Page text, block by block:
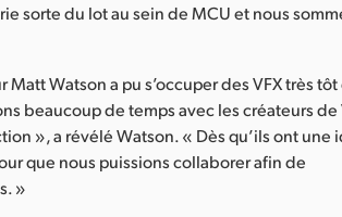
sorte du lot au sein de MCU et nous
Watson a pu s’occuper des VFX très tôt
beaucoup de temps avec les créateurs de
», a révélé Watson. « Dès qu’ils ont une
que nous puissions collaborer afin de
»